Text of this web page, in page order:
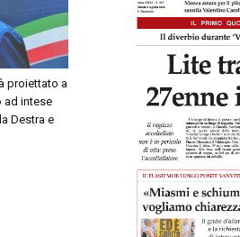
proiettato a
ad intese
Destra e